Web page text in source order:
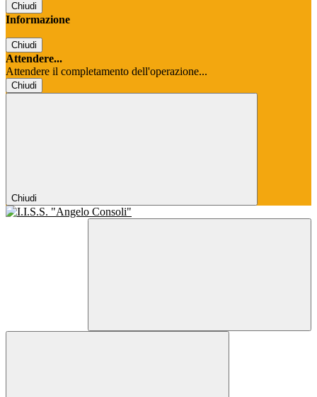
Chiudi
Informazione
Chiudi
Attendere...
Attendere il completamento dell'operazione...
Chiudi
Chiudi